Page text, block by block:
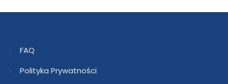
FAQ
Polityka Prywatności